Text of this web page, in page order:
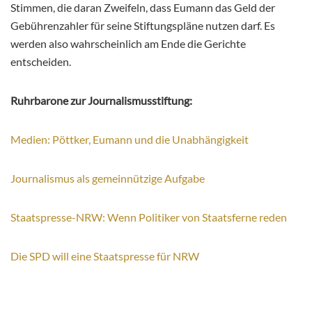
Stimmen, die daran Zweifeln, dass Eumann das Geld der
Gebührenzahler für seine Stiftungspläne nutzen darf. Es
werden also wahrscheinlich am Ende die Gerichte
entscheiden.
Ruhrbarone zur Journalismusstiftung:
Medien: Pöttker, Eumann und die Unabhängigkeit
Journalismus als gemeinnützige Aufgabe
Staatspresse-NRW: Wenn Politiker von Staatsferne reden
Die SPD will eine Staatspresse für NRW